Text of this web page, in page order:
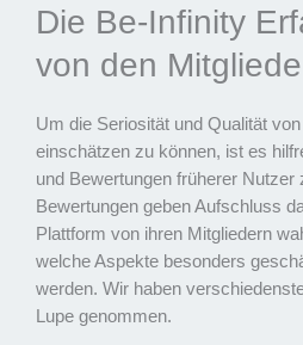
Die Be-Infinity
von den
Um die Seriosität und Qualität
einschätzen zu können, ist es
und Bewertungen früherer Nutzer
Bewertungen geben Aufschluss
Plattform von ihren Mitgliedern
welche Aspekte besonders
werden. Wir haben
Lupe genommen.